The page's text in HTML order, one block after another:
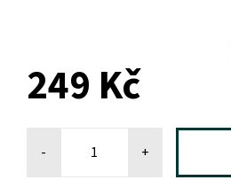
249 Kč
- +